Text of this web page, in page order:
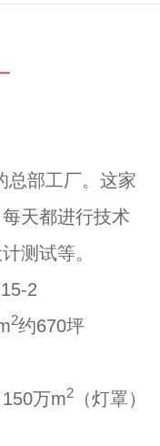
总部工厂。这家
天都进行技术
测试等。
2
2约670坪
万m2
（灯罩）